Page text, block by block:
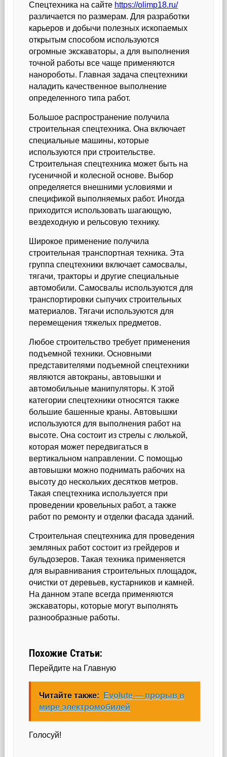
Спецтехника на сайте https://olimp18.ru/
различается по размерам. Для разработки
карьеров и добычи полезных ископаемых
открытым способом используются
огромные экскаваторы, а для выполнения
точной работы все чаще применяются
нанороботы. Главная задача спецтехники
наладить качественное выполнение
определенного типа работ.
Большое распространение получила
строительная спецтехника. Она включает
специальные машины, которые
используются при строительстве.
Строительная спецтехника может быть на
гусеничной и колесной основе. Выбор
определяется внешними условиями и
спецификой выполняемых работ. Иногда
приходится использовать шагающую,
вездеходную и рельсовую технику.
Широкое применение получила
строительная транспортная техника. Эта
группа спецтехники включает самосвалы,
тягачи, тракторы и другие специальные
автомобили. Самосвалы используются для
транспортировки сыпучих строительных
материалов. Тягачи используются для
перемещения тяжелых предметов.
Любое строительство требует применения
подъемной техники. Основными
представителями подъемной спецтехники
являются автокраны, автовышки и
автомобильные манипуляторы. К этой
категории спецтехники относятся также
большие башенные краны. Автовышки
используются для выполнения работ на
высоте. Она состоит из стрелы с люлькой,
которая может передвигаться в
вертикальном направлении. С помощью
автовышки можно поднимать рабочих на
высоту до нескольких десятков метров.
Такая спецтехника используется при
проведении кровельных работ, а также
работ по ремонту и отделки фасада зданий.
Строительная спецтехника для проведения
земляных работ состоит из грейдеров и
бульдозеров. Такая техника применяется
для выравнивания строительных площадок,
очистки от деревьев, кустарников и камней.
На данном этапе всегда применяются
экскаваторы, которые могут выполнять
разнообразные работы.
Похожие Статьи:
Перейдите на Главную
Читайте также:
Evolute — прорыв в
мире электромобилей
Голосуй!